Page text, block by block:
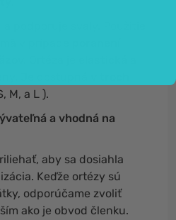
M, a L ).
a vhodná na
aby sa dosiahla
Keďže ortézy sú
odporúčame zvoliť
ako je obvod členku.